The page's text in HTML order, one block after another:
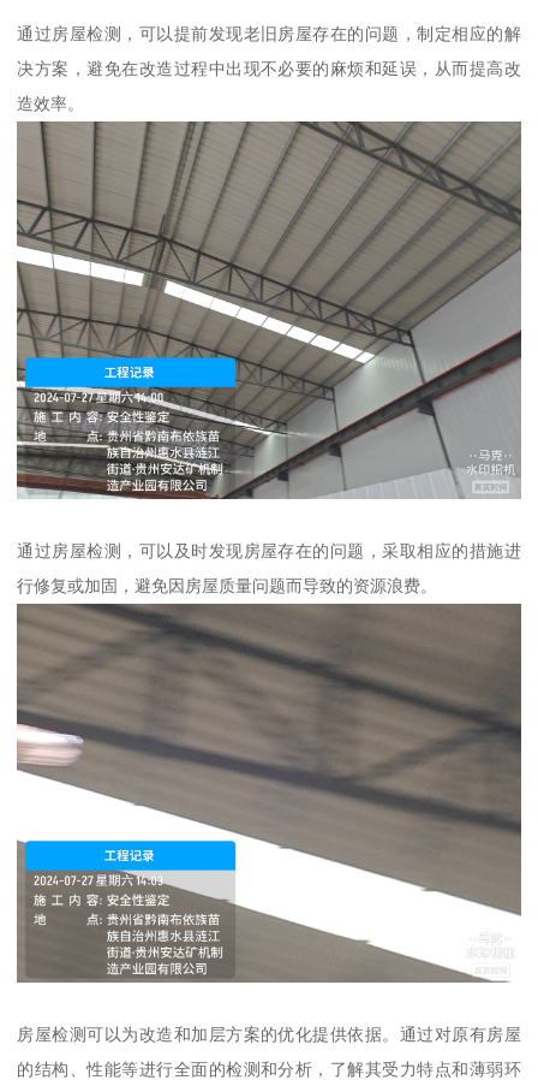
通过房屋检测，可以提前发现老旧房屋存在的问题，制定相应的解
决方案，避免在改造过程中出现不必要的麻烦和延误，从而提高改
造效率。
通过房屋检测，可以及时发现房屋存在的问题，采取相应的措施进
行修复或加固，避免因房屋质量问题而导致的资源浪费。
房屋检测可以为改造和加层方案的优化提供依据。通过对原有房屋
的结构、性能等进行全面的检测和分析，了解其受力特点和薄弱环